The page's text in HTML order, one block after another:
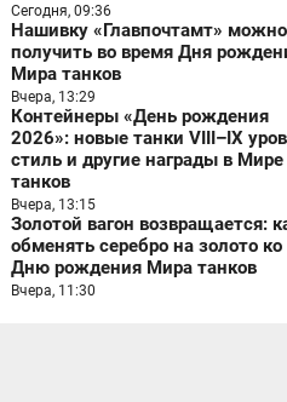
Сегодня, 09:36
Нашивку «Главпочтамт» можно
получить во время Дня
Мира танков
Вчера, 13:29
Контейнеры «День рождения
2026»: новые танки VIII–IX
стиль и другие награды в Мире
танков
Вчера, 13:15
Золотой вагон возвращается:
обменять серебро на золото ко
Дню рождения Мира танков
Вчера, 11:30